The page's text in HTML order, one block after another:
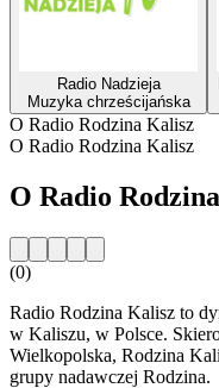
Radio Nadzieja
Muzyka chrześcijańska
O Radio Rodzina Kalisz
O Radio Rodzina Kalisz
O Radio
(0)
Radio Rodzina Kalisz to
w Kaliszu, w Polsce.
Wielkopolska, Rodzina
grupy nadawczej Rodzina.